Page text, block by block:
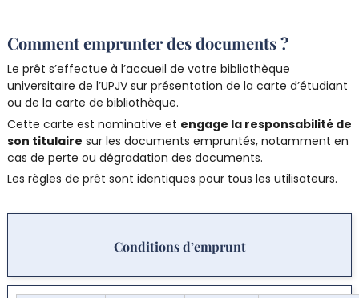
Comment emprunter des documents ?
Le prêt s’effectue à l’accueil de votre bibliothèque
universitaire de l’UPJV sur présentation de la carte d’étudiant
ou de la carte de bibliothèque.
Cette carte est nominative et engage la responsabilité de
son titulaire sur les documents empruntés, notamment en
cas de perte ou dégradation des documents.
Les règles de prêt sont identiques pour tous les utilisateurs.
Conditions d’emprunt